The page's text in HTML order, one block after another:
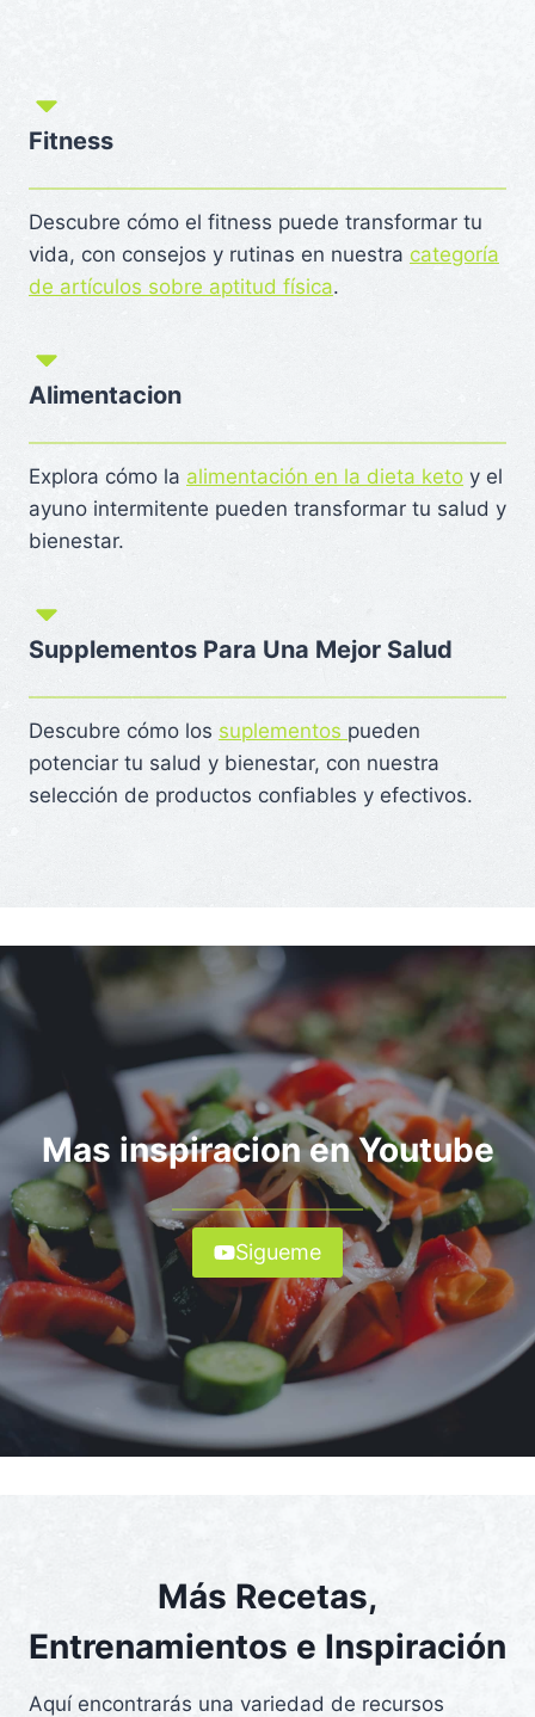
Fitness
Descubre cómo el fitness puede transformar tu
vida, con consejos y rutinas en nuestra categoría
de artículos sobre aptitud física.
Alimentacion
Explora cómo la alimentación en la dieta keto y el
ayuno intermitente pueden transformar tu salud y
bienestar.
Supplementos Para Una Mejor Salud
Descubre cómo los suplementos pueden
potenciar tu salud y bienestar, con nuestra
selección de productos confiables y efectivos.
Mas inspiracion en Youtube
Sigueme
Más Recetas,
Entrenamientos e Inspiración
Aquí encontrarás una variedad de recursos